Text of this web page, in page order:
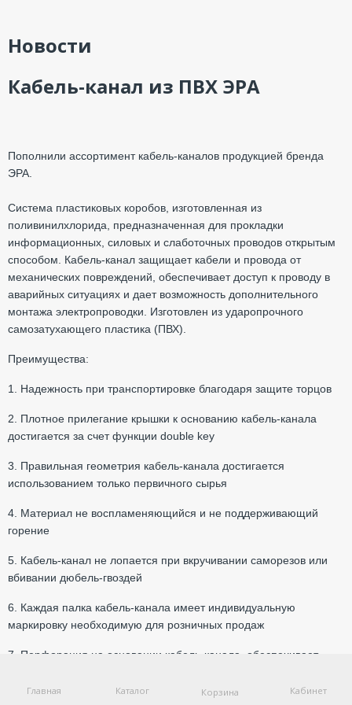
Новости
Кабель-канал из ПВХ ЭРА
Пополнили ассортимент кабель-каналов продукцией бренда
ЭРА.
Система пластиковых коробов, изготовленная из
поливинилхлорида, предназначенная для прокладки
информационных, силовых и слаботочных проводов открытым
способом. Кабель-канал защищает кабели и провода от
механических повреждений, обеспечивает доступ к проводу в
аварийных ситуациях и дает возможность дополнительного
монтажа электропроводки. Изготовлен из ударопрочного
самозатухающего пластика (ПВХ).
Преимущества:
1. Надежность при транспортировке благодаря защите торцов
2. Плотное прилегание крышки к основанию кабель-канала
достигается за счет функции double key
3. Правильная геометрия кабель-канала достигается
использованием только первичного сырья
4. Материал не воспламеняющийся и не поддерживающий
горение
5. Кабель-канал не лопается при вкручивании саморезов или
вбивании дюбель-гвоздей
6. Каждая палка кабель-канала имеет индивидуальную
маркировку необходимую для розничных продаж
7. Перфорация на основании кабель-канала, обеспечивает
8. Специальные добавки обеспечивают устойчивость к
Главная Каталог Корзина Кабинет